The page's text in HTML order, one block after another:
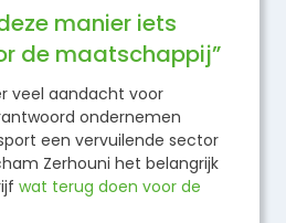
manier iets
de maatschappij”
veel aandacht voor
ondernemen
een vervuilende sector
Zerhouni het belangrijk
wat terug doen voor de